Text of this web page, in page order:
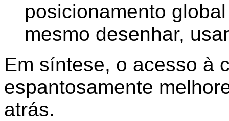
posicionamento
mesmo desenhar,
Em síntese, o acesso à
espantosamente
atrás.